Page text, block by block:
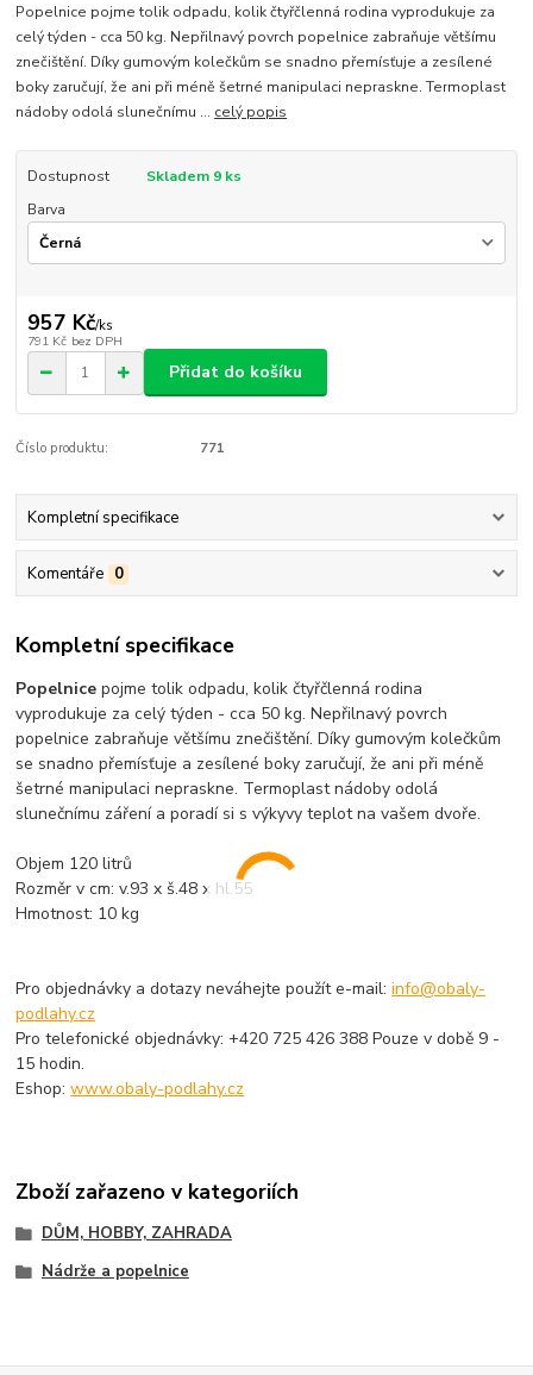
Popelnice pojme tolik odpadu, kolik čtyřčlenná rodina vyprodukuje za
celý týden - cca 50 kg. Nepřilnavý povrch popelnice zabraňuje většímu
znečištění. Díky gumovým kolečkům se snadno přemísťuje a zesílené
boky zaručují, že ani při méně šetrné manipulaci nepraskne. Termoplast
nádoby odolá slunečnímu ... celý popis
Dostupnost
Skladem 9 ks
Barva
957 Kč/ks
791 Kč bez DPH
Přidat do košíku
Číslo produktu: 771
Kompletní specifikace
Komentáře 0
Kompletní specifikace
Popelnicepojme tolik odpadu, kolik čtyřčlenná rodina
vyprodukuje za celý týden - cca 50 kg. Nepřilnavý povrch
popelnice zabraňuje většímu znečištění. Díky gumovým kolečkům
se snadno přemísťuje a zesílené boky zaručují, že ani při méně
šetrné manipulaci nepraskne. Termoplast nádoby odolá
slunečnímu záření a poradí si s výkyvy teplot na vašem dvoře.
Objem 120 litrů
Rozměr v cm: v.93 x š.48 x hl.55
Hmotnost: 10 kg
Pro objednávky a dotazy neváhejte použít e-mail:info@obaly-
podlahy.cz
Pro telefonické objednávky: +420 725 426 388 Pouze v době 9 -
15 hodin.
Eshop:www.obaly-podlahy.cz
Zboží zařazeno v kategoriích
DŮM, HOBBY, ZAHRADA
Nádrže a popelnice